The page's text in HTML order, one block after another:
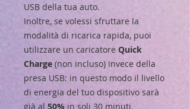
USB della tua auto.
Inoltre, se volessi sfruttare la
modalità di ricarica rapida, puoi
utilizzare un caricatore Quick
Charge (non incluso) invece della
presa USB: in questo modo il livello
di energia del tuo dispositivo sarà
già al 50% in soli 30 minuti.